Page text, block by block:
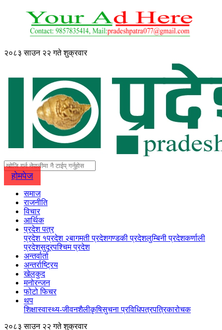
२०८३ साउन २२ गते शुक्रवार
होमपेज
समाज
राजनीति
विचार
आर्थिक
प्रदेश पत्र
प्रदेश १प्रदेश २बागमती प्रदेशगण्डकी प्रदेशलुम्बिनी प्रदेशकर्णाली
प्रदेशसुदूरपश्चिम प्रदेश
अन्तर्वार्ता
अन्तर्राष्ट्रिय
खेलकुद
मनोरन्जन
फोटो फिचर
थप
शिक्षास्वास्थ्य-जीवनशैलीकृषिसुचना प्रविधिपत्रपत्रिकारोचक
२०८३ साउन २२ गते शुक्रवार